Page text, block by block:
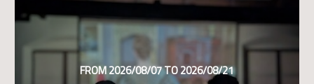
FROM 2026/08/07 TO 2026/08/21